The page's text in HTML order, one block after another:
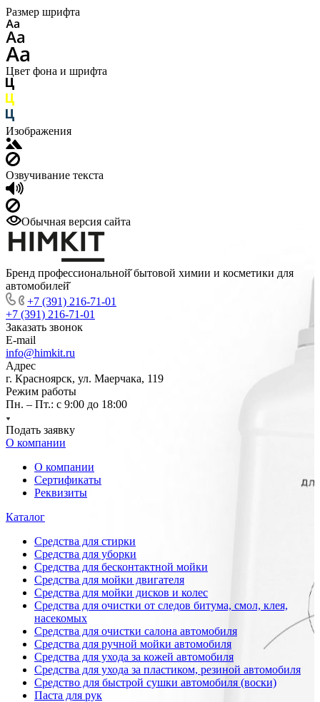
Размер шрифта
Цвет фона и шрифта
Изображения
Озвучивание текста
Обычная версия сайта
Бренд профессиональной̆ бытовой химии и косметики для
автомобилей̆
+7 (391) 216-71-01
+7 (391) 216-71-01
Заказать звонок
E-mail
info@himkit.ru
Адрес
г. Красноярск, ул. Маерчака, 119
Режим работы
Пн. – Пт.: с 9:00 до 18:00
Подать заявку
О компании
О компании
Сертификаты
Реквизиты
Каталог
Средства для стирки
Средства для уборки
Средства для бесконтактной мойки
Средства для мойки двигателя
Средства для мойки дисков и колес
Средства для очистки от следов битума, смол, клея,
насекомых
Средства для очистки салона автомобиля
Средства для ручной мойки автомобиля
Средства для ухода за кожей автомобиля
Средства для ухода за пластиком, резиной автомобиля
Средство для быстрой сушки автомобиля (воски)
Паста для рук